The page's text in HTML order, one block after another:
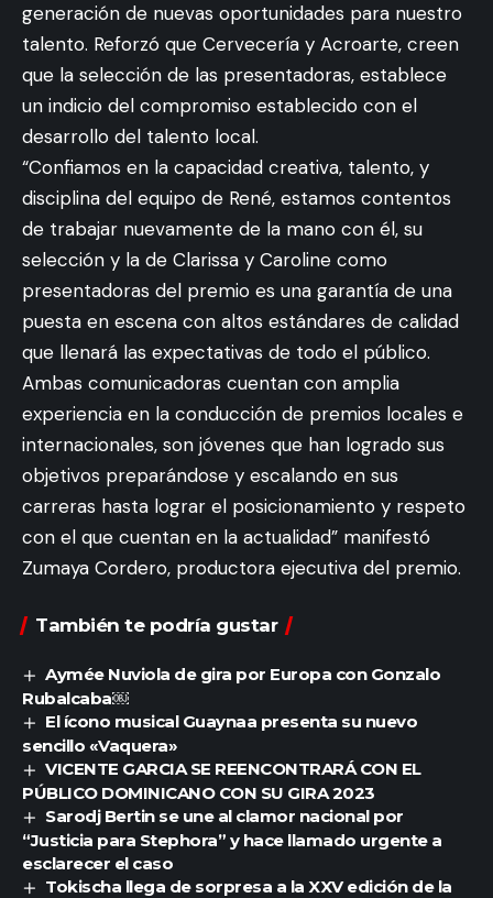
generación de nuevas oportunidades para nuestro
talento. Reforzó que Cervecería y Acroarte, creen
que la selección de las presentadoras, establece
un indicio del compromiso establecido con el
desarrollo del talento local.
“Confiamos en la capacidad creativa, talento, y
disciplina del equipo de René, estamos contentos
de trabajar nuevamente de la mano con él, su
selección y la de Clarissa y Caroline como
presentadoras del premio es una garantía de una
puesta en escena con altos estándares de calidad
que llenará las expectativas de todo el público.
Ambas comunicadoras cuentan con amplia
experiencia en la conducción de premios locales e
internacionales, son jóvenes que han logrado sus
objetivos preparándose y escalando en sus
carreras hasta lograr el posicionamiento y respeto
con el que cuentan en la actualidad” manifestó
Zumaya Cordero, productora ejecutiva del premio.
También te podría gustar
Aymée Nuviola de gira por Europa con Gonzalo
Rubalcaba￼
El ícono musical Guaynaa presenta su nuevo
sencillo «Vaquera»
VICENTE GARCIA SE REENCONTRARÁ CON EL
PÚBLICO DOMINICANO CON SU GIRA 2023
Sarodj Bertin se une al clamor nacional por
“Justicia para Stephora” y hace llamado urgente a
esclarecer el caso
Tokischa llega de sorpresa a la XXV edición de la